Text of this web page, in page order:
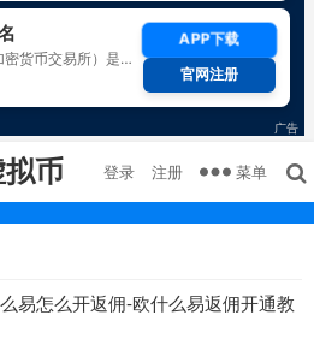
币 登录 注册 菜单
易怎么开返佣-欧什么易返佣开通教